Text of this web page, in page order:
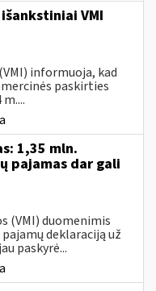
VMI
informuoja, kad
paskirties
1,35 mln.
pajamas dar gali
(VMI) duomenimis
deklaraciją už
paskyrė...